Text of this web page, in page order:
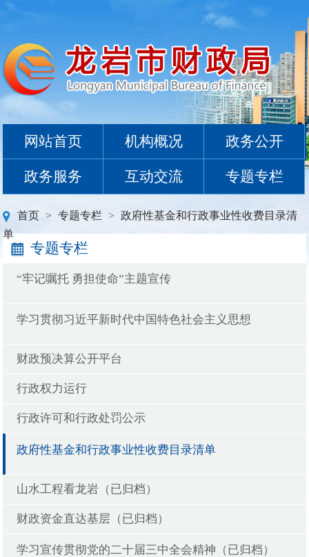
网站首页 机构概况 政务公开
政务服务 互动交流 专题专栏
首页 > 专题专栏 >
政府性基金和行政事业性收费目录清
单
专题专栏
“牢记嘱托 勇担使命”主题宣传
学习贯彻习近平新时代中国特色社会主义思想
财政预决算公开平台
行政权力运行
行政许可和行政处罚公示
政府性基金和行政事业性收费目录清单
山水工程看龙岩（已归档）
财政资金直达基层（已归档）
学习宣传贯彻党的二十届三中全会精神（已归档）